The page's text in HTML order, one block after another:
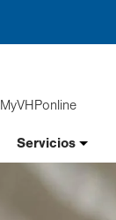
MyVHPonline
Servicios